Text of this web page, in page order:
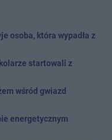
osoba, która wypadła z
startowali z
wśród gwiazd
energetycznym